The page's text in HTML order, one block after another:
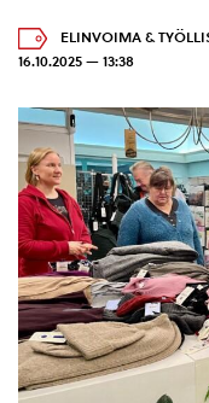
ELINVOIMA &
16.10.2025 — 13:38